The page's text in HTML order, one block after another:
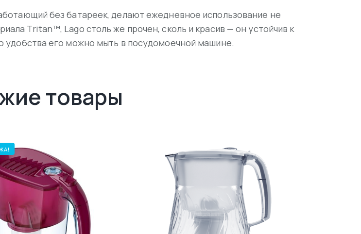
без батареек, делают ежедневное использование не
Tritan™, Lago столь же прочен, сколь и красив — он устойчив к
удобства его можно мыть в посудомоечной машине.
товары